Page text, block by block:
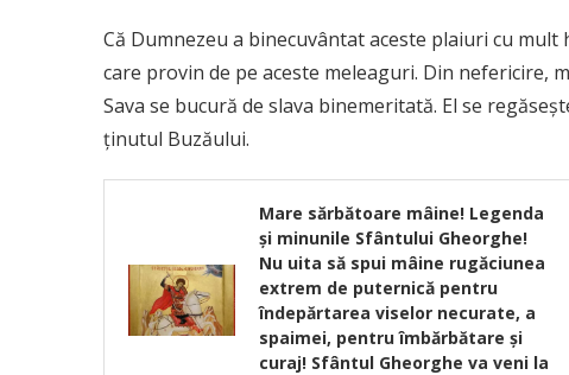
Că Dumnezeu a binecuvântat aceste plaiuri cu
care provin de pe aceste meleaguri. Din nefericire,
Sava se bucură de slava binemeritată. El se
ținutul Buzăului.
Mare sărbătoare mâine! Legenda
și minunile Sfântului Gheorghe!
Nu uita să spui mâine rugăciunea
extrem de puternică pentru
îndepărtarea viselor necurate, a
spaimei, pentru îmbărbătare și
curaj! Sfântul Gheorghe va veni la